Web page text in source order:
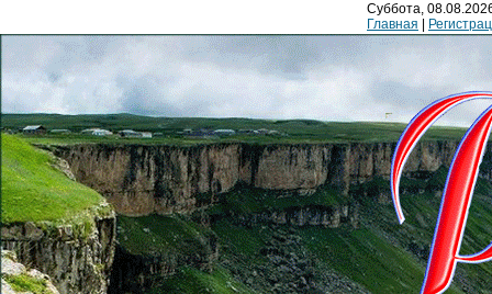
Суббота,
Главная